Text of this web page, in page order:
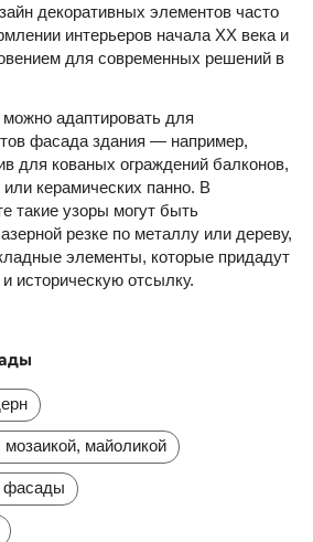
декоративных элементов часто
интерьеров начала XX века и
для современных решений в
адаптировать для
фасада здания — например,
для кованых ограждений балконов,
керамических панно. В
такие узоры могут быть
резке по металлу или дереву,
элементы, которые придадут
историческую отсылку.
майоликой
фасады